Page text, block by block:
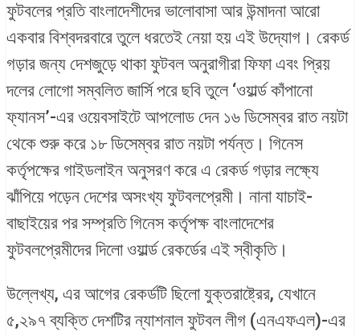
ফুটবলের প্রতি বাংলাদেশীদের ভালোবাসা আর উন্মাদনা আরো
একবার বিশ্বদরবারে তুলে ধরতেই নেয়া হয় এই উদ্যোগ। রেকর্ড
গড়ার জন্য দেশজুড়ে থাকা ফুটবল অনুরাগীরা ফিফা এবং প্রিয়
দলের লোগো সম্বলিত জার্সি পরে ছবি তুলে ‘ওয়ার্ল্ড কাঁপানো
ফ্যানস’-এর ওয়েবসাইটে আপলোড দেন ১৬ ডিসেম্বর রাত নয়টা
থেকে শুরু করে ১৮ ডিসেম্বর রাত নয়টা পর্যন্ত। গিনেস
কর্তৃপক্ষের গাইডলাইন অনুসরণ করে এ রেকর্ড গড়ার লক্ষ্যে
ঝাঁপিয়ে পড়েন দেশের অসংখ্য ফুটবলপ্রেমী। নানা যাচাই-
বাছাইয়ের পর সম্প্রতি গিনেস কর্তৃপক্ষ বাংলাদেশের
ফুটবলপ্রেমীদের দিলো ওয়ার্ল্ড রেকর্ডের এই স্বীকৃতি।
উল্লেখ্য, এর আগের রেকর্ডটি ছিলো যুক্তরাষ্ট্রের, যেখানে
৫,২৯৭ ব্যক্তি দেশটির ন্যাশনাল ফুটবল লীগ (এনএফএল)-এর